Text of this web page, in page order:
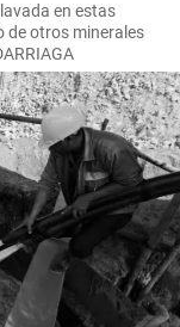
en estas
de otros minerales